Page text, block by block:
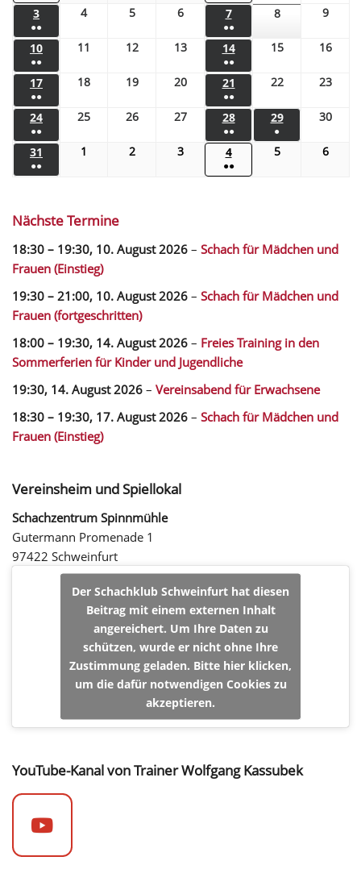
3
●●
4 5 6 7
●●
8 9
10
●●
11 12 13 14
●●
15 16
17
●●
18 19 20 21
●●
22 23
24
●●
25 26 27 28
●●
29
●
30
31
●●
1 2 3 4
●●
5 6
Nächste Termine
18:30 – 19:30, 10. August 2026 – Schach für Mädchen und
Frauen (Einstieg)
19:30 – 21:00, 10. August 2026 – Schach für Mädchen und
Frauen (fortgeschritten)
18:00 – 19:30, 14. August 2026 – Freies Training in den
Sommerferien für Kinder und Jugendliche
19:30, 14. August 2026 – Vereinsabend für Erwachsene
18:30 – 19:30, 17. August 2026 – Schach für Mädchen und
Frauen (Einstieg)
Vereinsheim und Spiellokal
Schachzentrum Spinnmühle
Gutermann Promenade 1
97422 Schweinfurt
Der Schachklub Schweinfurt hat diesen
Beitrag mit einem externen Inhalt
angereichert. Um Ihre Daten zu
schützen, wurde er nicht ohne Ihre
Zustimmung geladen. Bitte hier klicken,
um die dafür notwendigen Cookies zu
akzeptieren.
YouTube-Kanal von Trainer Wolfgang Kassubek